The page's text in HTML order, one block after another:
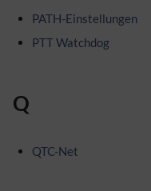
PATH-Einstellungen
PTT Watchdog
Q
QTC-Net